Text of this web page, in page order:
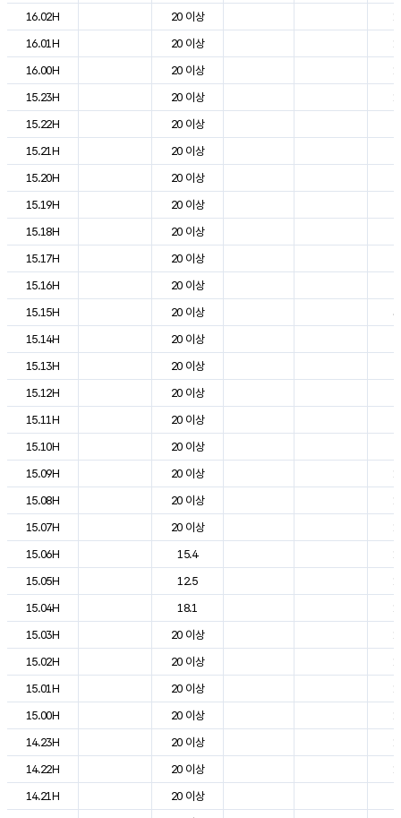
16.02H
20 이상
16.01H
20 이상
16.00H
20 이상
15.23H
20 이상
15.22H
20 이상
15.21H
20 이상
15.20H
20 이상
15.19H
20 이상
15.18H
20 이상
15.17H
20 이상
15.16H
20 이상
15.15H
20 이상
15.14H
20 이상
15.13H
20 이상
15.12H
20 이상
15.11H
20 이상
15.10H
20 이상
15.09H
20 이상
15.08H
20 이상
15.07H
20 이상
15.06H
15.4
15.05H
12.5
15.04H
18.1
15.03H
20 이상
15.02H
20 이상
15.01H
20 이상
15.00H
20 이상
14.23H
20 이상
14.22H
20 이상
14.21H
20 이상